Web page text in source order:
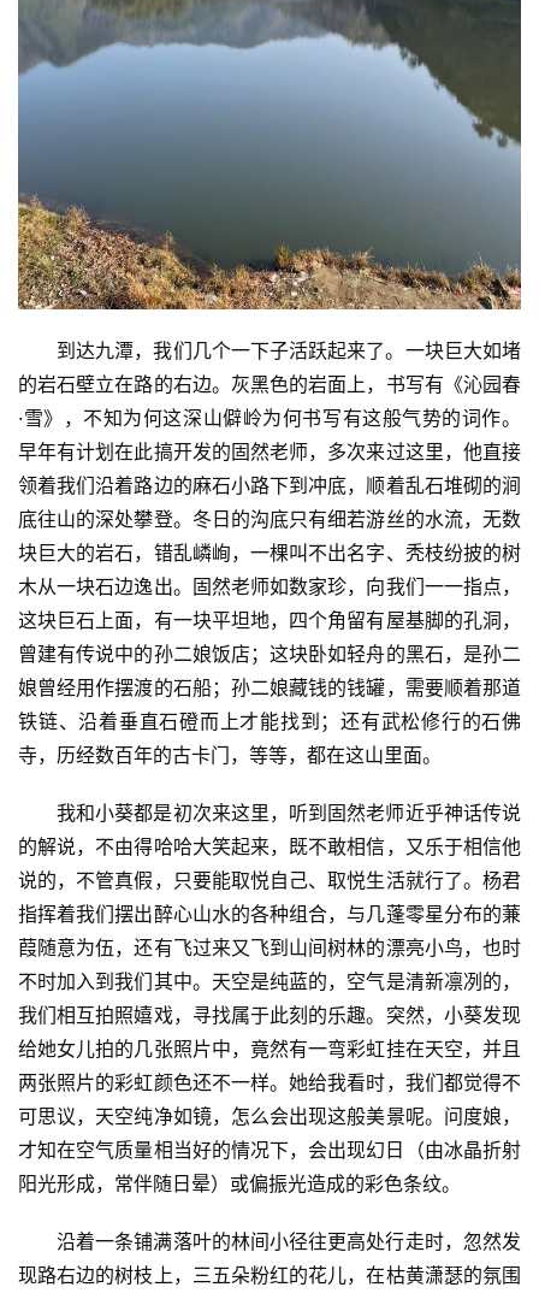
到达九潭，我们几个一下子活跃起来了。一块巨大如堵
的岩石壁立在路的右边。灰黑色的岩面上，书写有《沁园春
·雪》，不知为何这深山僻岭为何书写有这般气势的词作。
早年有计划在此搞开发的固然老师，多次来过这里，他直接
领着我们沿着路边的麻石小路下到冲底，顺着乱石堆砌的涧
底往山的深处攀登。冬日的沟底只有细若游丝的水流，无数
块巨大的岩石，错乱嶙峋，一棵叫不出名字、秃枝纷披的树
木从一块石边逸出。固然老师如数家珍，向我们一一指点，
这块巨石上面，有一块平坦地，四个角留有屋基脚的孔洞，
曾建有传说中的孙二娘饭店；这块卧如轻舟的黑石，是孙二
娘曾经用作摆渡的石船；孙二娘藏钱的钱罐，需要顺着那道
铁链、沿着垂直石磴而上才能找到；还有武松修行的石佛
寺，历经数百年的古卡门，等等，都在这山里面。
我和小葵都是初次来这里，听到固然老师近乎神话传说
的解说，不由得哈哈大笑起来，既不敢相信，又乐于相信他
说的，不管真假，只要能取悦自己、取悦生活就行了。杨君
指挥着我们摆出醉心山水的各种组合，与几蓬零星分布的蒹
葭随意为伍，还有飞过来又飞到山间树林的漂亮小鸟，也时
不时加入到我们其中。天空是纯蓝的，空气是清新凛冽的，
我们相互拍照嬉戏，寻找属于此刻的乐趣。突然，小葵发现
给她女儿拍的几张照片中，竟然有一弯彩虹挂在天空，并且
两张照片的彩虹颜色还不一样。她给我看时，我们都觉得不
可思议，天空纯净如镜，怎么会出现这般美景呢。问度娘，
才知在空气质量相当好的情况下，会出现‌幻日‌（由冰晶折射
阳光形成，常伴随日晕）或‌偏振光‌造成的彩色条纹。
沿着一条铺满落叶的林间小径往更高处行走时，忽然发
现路右边的树枝上，三五朵粉红的花儿，在枯黄潇瑟的氛围